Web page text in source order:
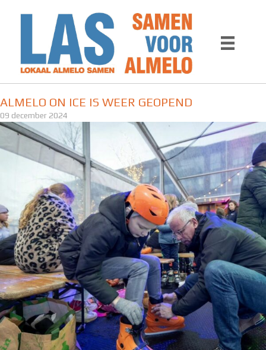
ALMELO ON ICE IS WEER GEOPEND
09 december 2024